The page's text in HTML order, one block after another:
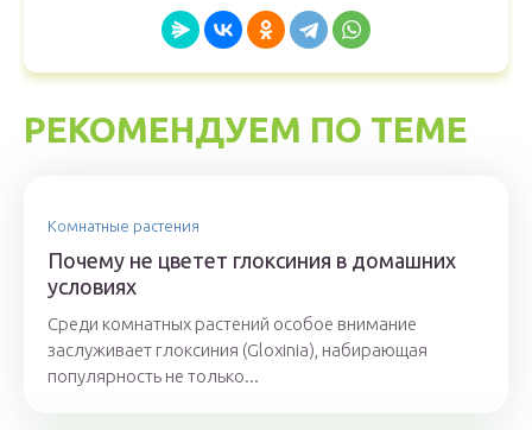
РЕКОМЕНДУЕМ ПО ТЕМЕ
Комнатные растения
Почему не цветет глоксиния в домашних
условиях
Среди комнатных растений особое внимание
заслуживает глоксиния (Gloxinia), набирающая
популярность не только...